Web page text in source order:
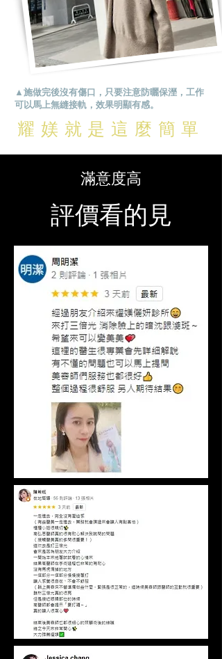
▲施做完後沒有傷口，只要注意防曬保溼，工作
可以馬上無縫接軌，效果明顯有感。
耀媄就是這麼簡單
​滿意度高
評價看的見